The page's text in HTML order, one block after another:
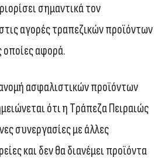
σημαντικά τον
αγορές τραπεζικών προϊόντων
οποίες αφορά.
ασφαλιστικών προϊόντων
ότι η Tράπεζα Πειραιώς
συνεργασίες με άλλες
και δεν θα διανέμει προϊόντα